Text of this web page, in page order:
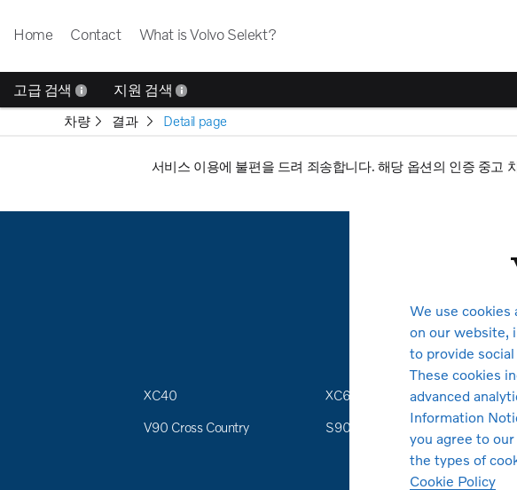
Home Contact What is Volvo Selekt?
고급 검색 지원 검색
차량 결과
Detail page
서비스 이용에 불편을 드려 죄송합니다. 해당 옵션의 인증 중고
XC40
XC60
V90 Cross Country
S90
We use cookies
on our website,
to provide
These cookies
advanced
Information
you agree to
the types of
Cookie Policy